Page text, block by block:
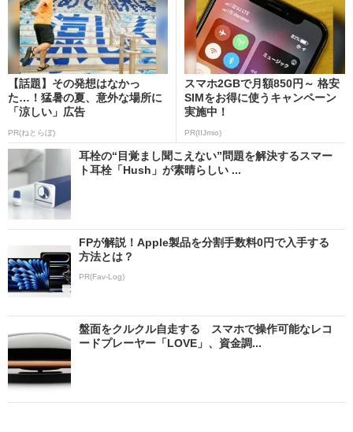
【話題】その発想はなかっ
た…！猛暑の夏、意外な場所に
「涼しい」広告
PR(ねとらぼ)
スマホ2GBで月額850円～ 格安
SIMをお得に使うキャンペーン
実施中！
PR(IIJmio)
耳栓の“目覚まし聞こえない”問題を解決するスマー
ト耳栓「Hush」が素晴らしい ...
FPが解説！Apple製品を分割手数料0円で入手する
方法とは？
PR(Fav-Log)
盤面をクルクル自走する スマホで操作可能なレコ
ードプレーヤー「LOVE」、資金調...